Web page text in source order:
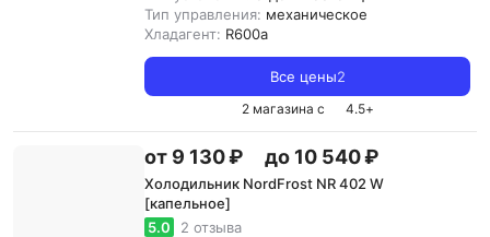
Тип управления: механическое
Хладагент: R600a
Все цены2
2 магазина с 4.5+
от 9 130 ₽ до 10 540 ₽
Холодильник NordFrost NR 402 W
[капельное]
5.0
2 отзыва